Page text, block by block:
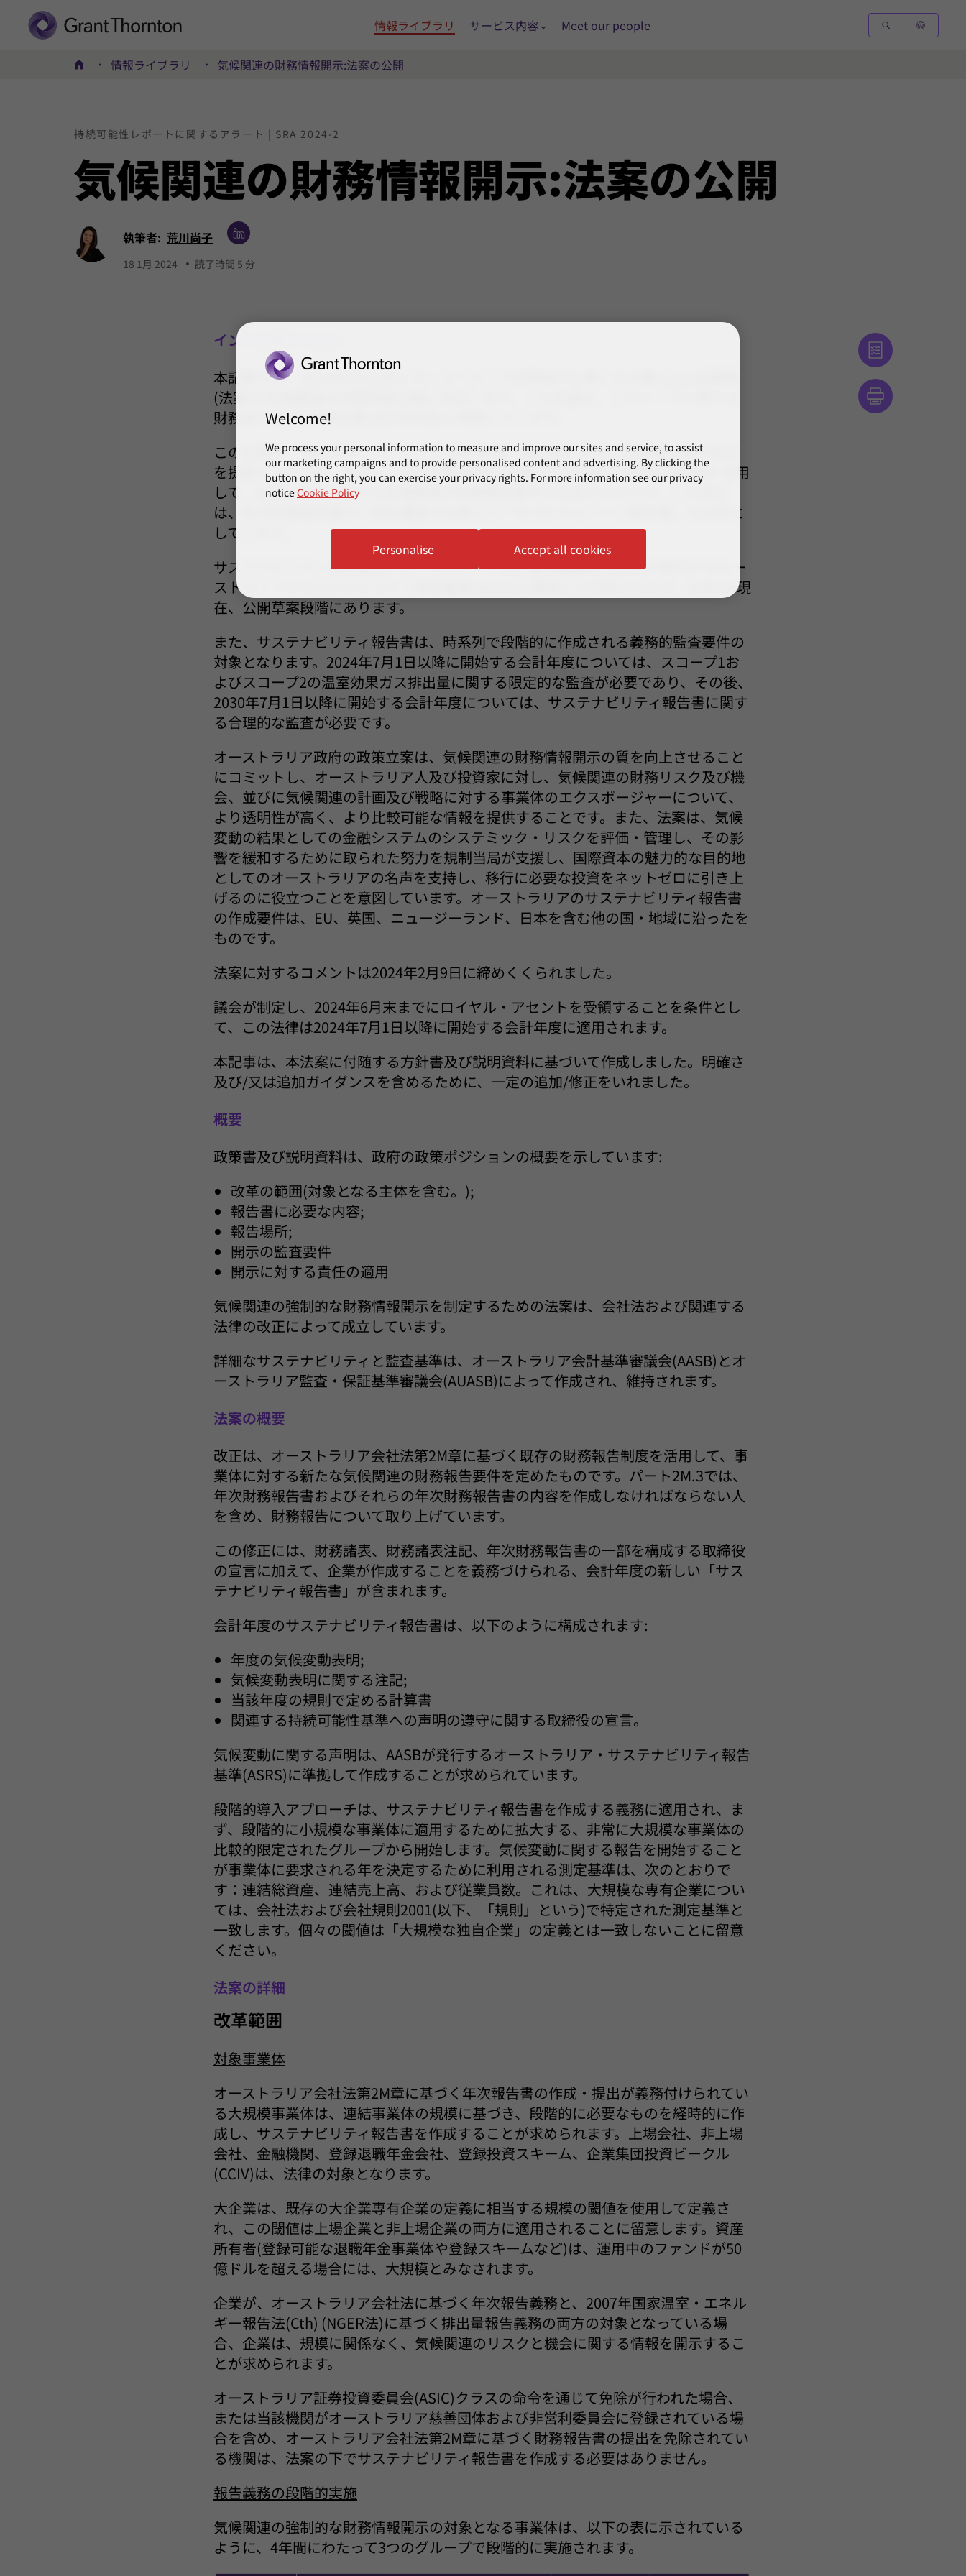
情報ライブラリ サービス内容 Meet our people
ホーム 情報ライブラリ 気候関連の財務情報開示:法案の公開
気候関連の財務情報開示:法案の公開
持続可能性レポートに関するアラート | SRA 2024-2
執筆者: 荒川尚子
18 1月 2024 読了時間 5 分
イントロダクション
本記事では、2024年1月12日にオーストラリア財務省が公表した法案
(法案)の気候関連の財務情報公開に注目します。この法案は、このテーマに関する
財務省の第2次協議文書(2023年6月)に準拠しています。
この法案は、2001年オーストラリア会社法(第一編)(会社法)および関連法案の改正
を提案するもので、改正は、会社法第2M章で定義された既存の財務報告制度を活用
して、企業に対する新たな気候関連の財務報告要件を定めたものです。この修正
は、年次財務報告書の一部を構成する新しい「サステナビリティ報告書」を必修と
しています。
サステナビリティ報告書は、オーストラリア会計基準審議会(AASB)が発行するオー
ストラリアのサステナビリティ報告基準(ASRS)に準拠して作成されます。ASRSは現
在、公開草案段階にあります。
また、サステナビリティ報告書は、時系列で段階的に作成される義務的監査要件の
対象となります。2024年7月1日以降に開始する会計年度については、スコープ1お
よびスコープ2の温室効果ガス排出量に関する限定的な監査が必要であり、その後、
2030年7月1日以降に開始する会計年度については、サステナビリティ報告書に関す
る合理的な監査が必要です。
オーストラリア政府の政策立案は、気候関連の財務情報開示の質を向上させること
にコミットし、オーストラリア人及び投資家に対し、気候関連の財務リスク及び機
会、並びに気候関連の計画及び戦略に対する事業体のエクスポージャーについて、
より透明性が高く、より比較可能な情報を提供することです。また、法案は、気候
変動の結果としての金融システムのシステミック・リスクを評価・管理し、その影
響を緩和するために取られた努力を規制当局が支援し、国際資本の魅力的な目的地
としてのオーストラリアの名声を支持し、移行に必要な投資をネットゼロに引き上
げるのに役立つことを意図しています。オーストラリアのサステナビリティ報告書
の作成要件は、EU、英国、ニュージーランド、日本を含む他の国・地域に沿ったを
ものです。
法案に対するコメントは2024年2月9日に締めくくられました。
議会が制定し、2024年6月末までにロイヤル・アセントを受領することを条件とし
て、この法律は2024年7月1日以降に開始する会計年度に適用されます。
本記事は、本法案に付随する方針書及び説明資料に基づいて作成しました。明確さ
及び/又は追加ガイダンスを含めるために、一定の追加/修正をいれました。
概要
政策書及び説明資料は、政府の政策ポジションの概要を示しています:
改革の範囲(対象となる主体を含む。);
報告書に必要な内容;
報告場所;
開示の監査要件
開示に対する責任の適用
気候関連の強制的な財務情報開示を制定するための法案は、会社法および関連する
法律の改正によって成立しています。
詳細なサステナビリティと監査基準は、オーストラリア会計基準審議会(AASB)とオ
ーストラリア監査・保証基準審議会(AUASB)によって作成され、維持されます。
法案の概要
改正は、オーストラリア会社法第2M章に基づく既存の財務報告制度を活用して、事
業体に対する新たな気候関連の財務報告要件を定めたものです。パート2M.3では、
年次財務報告書およびそれらの年次財務報告書の内容を作成しなければならない人
を含め、財務報告について取り上げています。
この修正には、財務諸表、財務諸表注記、年次財務報告書の一部を構成する取締役
の宣言に加えて、企業が作成することを義務づけられる、会計年度の新しい「サス
テナビリティ報告書」が含まれます。
会計年度のサステナビリティ報告書は、以下のように構成されます:
年度の気候変動表明;
気候変動表明に関する注記;
当該年度の規則で定める計算書
関連する持続可能性基準への声明の遵守に関する取締役の宣言。
気候変動に関する声明は、AASBが発行するオーストラリア・サステナビリティ報告
基準(ASRS)に準拠して作成することが求められています。
段階的導入アプローチは、サステナビリティ報告書を作成する義務に適用され、ま
ず、段階的に小規模な事業体に適用するために拡大する、非常に大規模な事業体の
比較的限定されたグループから開始します。気候変動に関する報告を開始すること
が事業体に要求される年を決定するために利用される測定基準は、次のとおりで
す：連結総資産、連結売上高、および従業員数。これは、大規模な専有企業につい
ては、会社法および会社規則2001(以下、「規則」という)で特定された測定基準と
一致します。個々の閾値は「大規模な独自企業」の定義とは一致しないことに留意
ください。
法案の詳細
改革範囲
対象事業体
オーストラリア会社法第2M章に基づく年次報告書の作成・提出が義務付けられてい
る大規模事業体は、連結事業体の規模に基づき、段階的に必要なものを経時的に作
成し、サステナビリティ報告書を作成することが求められます。上場会社、非上場
会社、金融機関、登録退職年金会社、登録投資スキーム、企業集団投資ビークル
(CCIV)は、法律の対象となります。
大企業は、既存の大企業専有企業の定義に相当する規模の閾値を使用して定義さ
れ、この閾値は上場企業と非上場企業の両方に適用されることに留意します。資産
所有者(登録可能な退職年金事業体や登録スキームなど)は、運用中のファンドが50
億ドルを超える場合には、大規模とみなされます。
企業が、オーストラリア会社法に基づく年次報告義務と、2007年国家温室・エネル
ギー報告法(Cth) (NGER法)に基づく排出量報告義務の両方の対象となっている場
合、企業は、規模に関係なく、気候関連のリスクと機会に関する情報を開示するこ
とが求められます。
オーストラリア証券投資委員会(ASIC)クラスの命令を通じて免除が行われた場合、
または当該機関がオーストラリア慈善団体および非営利委員会に登録されている場
合を含め、オーストラリア会社法第2M章に基づく財務報告書の提出を免除されてい
る機関は、法案の下でサステナビリティ報告書を作成する必要はありません。
報告義務の段階的実施
気候関連の強制的な財務情報開示の対象となる事業体は、以下の表に示されている
ように、4年間にわたって3つのグループで段階的に実施されます。
Welcome!
We process your personal information to measure and improve our sites and service, to assist
our marketing campaigns and to provide personalised content and advertising. By clicking the
button on the right, you can exercise your privacy rights. For more information see our privacy
noticeCookie Policy
Accept all cookies
Personalise